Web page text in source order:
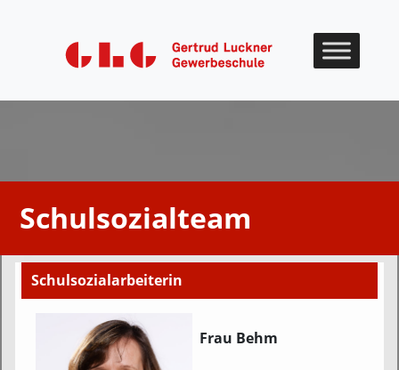
Schulsozialteam
Schulsozialarbeiterin
Frau Behm